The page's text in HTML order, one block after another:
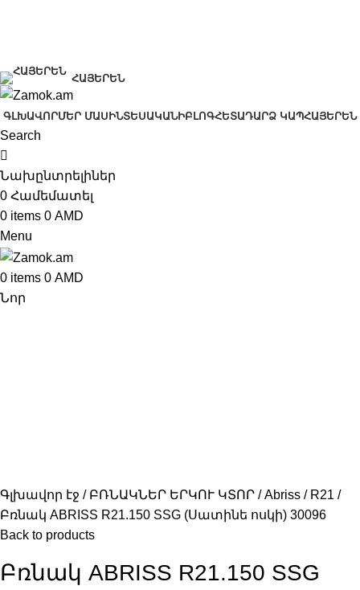
ՀԱՅԵՐԵՆ
ԳԼԽԱՎՈՐՄԵՐ ՄԱՍԻՆՏԵՍԱԿԱՆԻԲԼՈԳՀԵՏԱԴԱՐՁ ԿԱՊՀԱՅԵՐԵՆ
Search
Նախընտրելիներ
0 Համեմատել
0 items 0 AMD
Menu
0 items 0 AMD
Նոր
Գլխավոր էջ ԲՌՆԱԿՆԵՐ ԵՐԿՈՒ ԿՏՈՐ Abriss
R21
Բռնակ ABRISS R21.150 SSG (Սատինե ոսկի) 30096
Back to products
Բռնակ ABRISS R21.150 SSG